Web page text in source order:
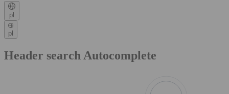
pl
pl
Header search Autocomplete